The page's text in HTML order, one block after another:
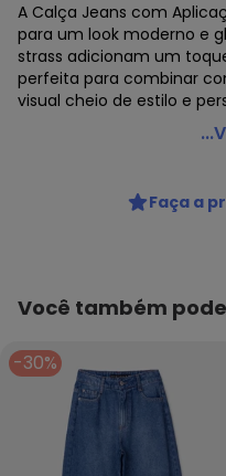
A Calça Jeans com
para um look moderno e
strass adicionam um
perfeita para combinar
visual cheio de estilo e
Authoria - Calça Jeans
Fornecedor: TEX COTTON
CNPJ 79.525.242/0001-59
150ºC, Não secar em
Composição: 100% Algodão
Faça a
Você também
-30%